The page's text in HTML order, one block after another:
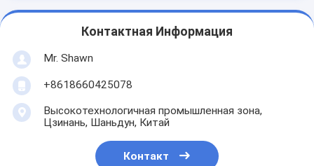
Контактная Информация
Mr. Shawn
+8618660425078
Высокотехнологичная промышленная зона,
Цзинань, Шаньдун, Китай
Контакт